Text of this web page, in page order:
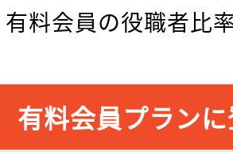
有料会員の役職者比
有料会員プラン